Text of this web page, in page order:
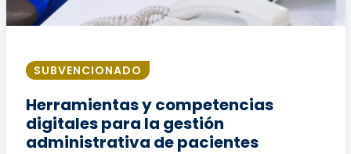
SUBVENCIONADO
Herramientas y competencias
digitales para la gestión
administrativa de pacientes